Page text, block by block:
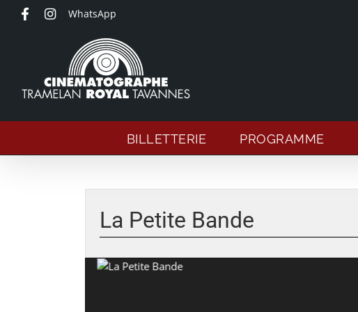
Passer
WhatsApp
BILLETTERIE PROGRAMME
La Petite Bande